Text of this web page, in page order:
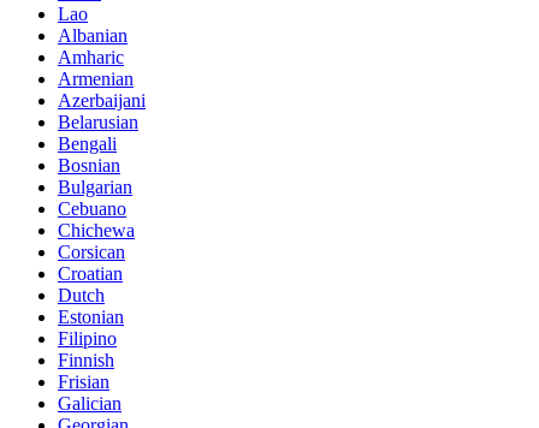
Lao
Albanian
Amharic
Armenian
Azerbaijani
Belarusian
Bengali
Bosnian
Bulgarian
Cebuano
Chichewa
Corsican
Croatian
Dutch
Estonian
Filipino
Finnish
Frisian
Galician